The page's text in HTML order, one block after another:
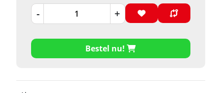
- +
Bestel nu!